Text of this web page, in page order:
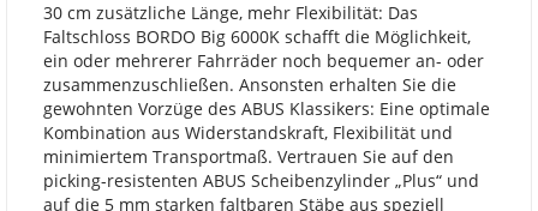
30 cm zusätzliche Länge, mehr Flexibilität: Das
Faltschloss BORDO Big 6000K schafft die Möglichkeit,
ein oder mehrerer Fahrräder noch bequemer an- oder
zusammenzuschließen. Ansonsten erhalten Sie die
gewohnten Vorzüge des ABUS Klassikers: Eine optimale
Kombination aus Widerstandskraft, Flexibilität und
minimiertem Transportmaß. Vertrauen Sie auf den
picking-resistenten ABUS Scheibenzylinder „Plus“ und
auf die 5 mm starken faltbaren Stäbe aus speziell